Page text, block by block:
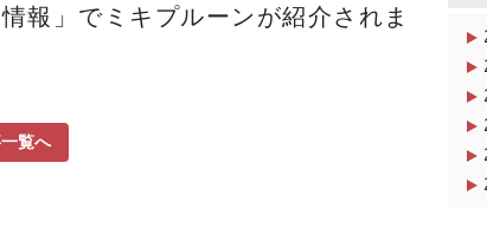
報」でミキプルーンが紹介されま
覧へ